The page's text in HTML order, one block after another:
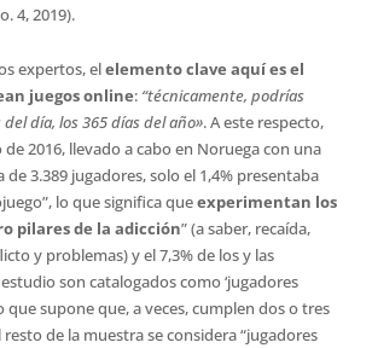
4, 2019).
expertos, elelemento clave aquí es el
juegos online: “técnicamente, podrías
día, los 365 días del año». A este respecto,
2016, llevado a cabo en Noruega con una
3.389 jugadores, solo el 1,4% presentaba
lo que significa queexperimentan los
pilares de la adicción” (a saber, recaída,
y problemas) y el 7,3% de los y las
son catalogados como ‘jugadores
que supone que, a veces, cumplen dos o tres
resto de la muestra se considera “jugadores